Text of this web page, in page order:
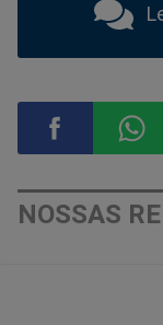
Compartilhar
NOSSAS